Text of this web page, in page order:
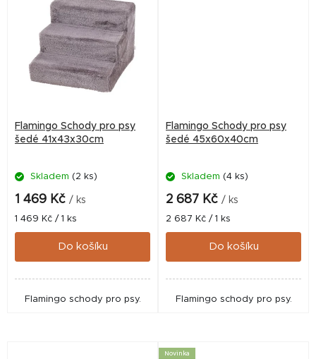
Flamingo Schody pro psy
šedé 41x43x30cm
Skladem (2 ks)
1 469 Kč / ks
Měrná
cena:
1 469 Kč / 1 ks
Do košíku
Flamingo schody pro psy.
Flamingo Schody pro psy
šedé 45x60x40cm
Skladem (4 ks)
2 687 Kč / ks
Měrná
cena:
2 687 Kč / 1 ks
Do košíku
Flamingo schody pro psy.
Novinka